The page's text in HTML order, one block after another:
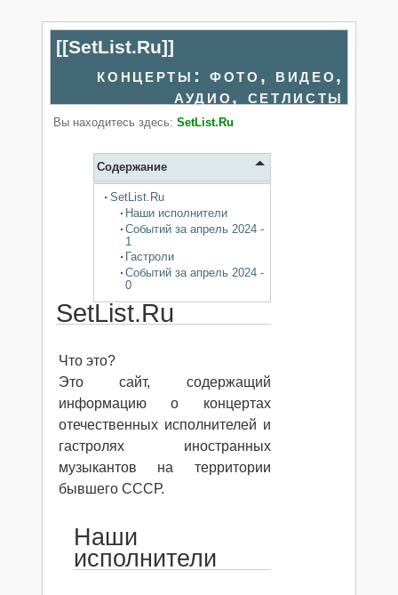
[[SetList.Ru]]
концерты: фото, видео,
аудио, сетлисты
Вы находитесь здесь: SetList.Ru
Содержание
SetList.Ru
Наши исполнители
Событий за апрель 2024 -
1
Гастроли
Событий за апрель 2024 -
0
SetList.Ru
Что это?
Это cайт, содержащий
информацию о концертах
отечественных исполнителей и
гастролях иностранных
музыкантов на территории
бывшего СССР.
Наши
исполнители